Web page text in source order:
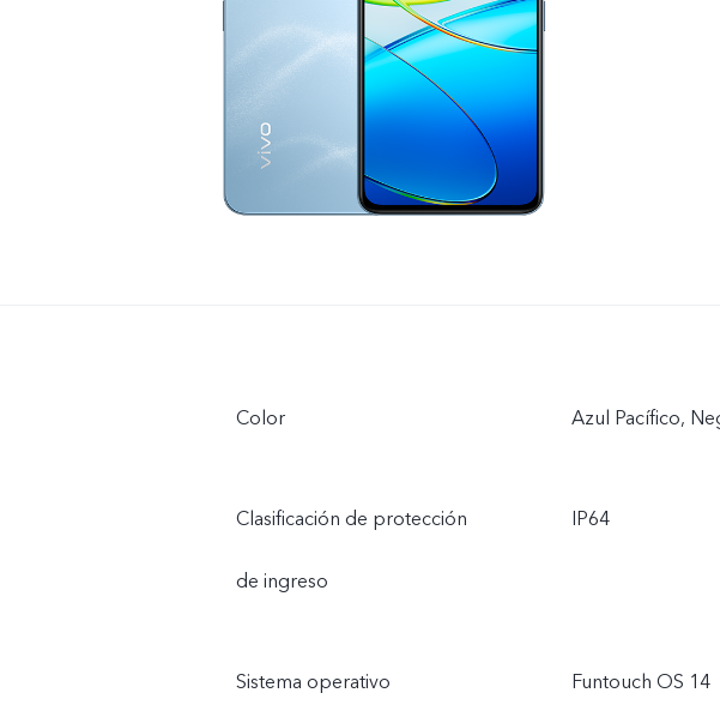
Color Azul Pacífico,
Clasificación de protección
de ingreso
IP64
Sistema operativo Funtouch OS 14